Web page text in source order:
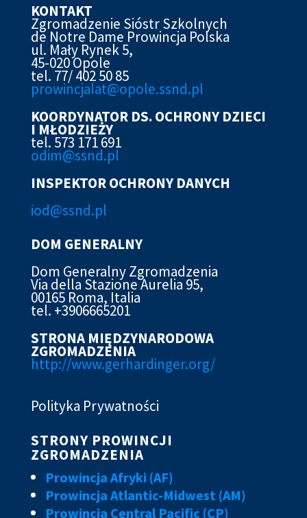
KONTAKT
Zgromadzenie Sióstr Szkolnych
de Notre Dame Prowincja Polska
ul. Mały Rynek 5,
45-020 Opole
tel. 77/ 402 50 85
prowincjalat@opole.ssnd.pl
KOORDYNATOR DS. OCHRONY DZIECI
I MŁODZIEŻY
tel. 573 171 691
odim@ssnd.pl
INSPEKTOR OCHRONY DANYCH
iod@ssnd.pl
DOM GENERALNY
Dom Generalny Zgromadzenia
Via della Stazione Aurelia 95,
00165 Roma, Italia
tel. +3906665201
STRONA MIĘDZYNARODOWA
ZGROMADZENIA
http://www.gerhardinger.org/
Polityka Prywatności
STRONY PROWINCJI
ZGROMADZENIA
Prowincja Afryki (AF)
Prowincja Atlantic-Midwest (AM)
Prowincja Central Pacific (CP)